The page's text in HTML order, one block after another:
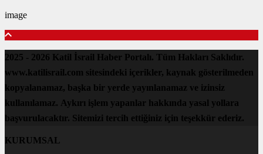
image
2025 - 2026 Katil İsrail Haber Portalı. Tüm Hakları Saklıdır.
www.katilisrail.com sitesindeki içerikler, kaynak gösterilmeden
kopyalanamaz, başka bir yerde yayınlanamaz ve izinsiz
kullanılamaz. Aykırı işlem yapanlar hakkında yasal yollara
başvurulacaktır. Sitemizi tercih ettiğiniz için teşekkür ederiz.
KURUMSAL